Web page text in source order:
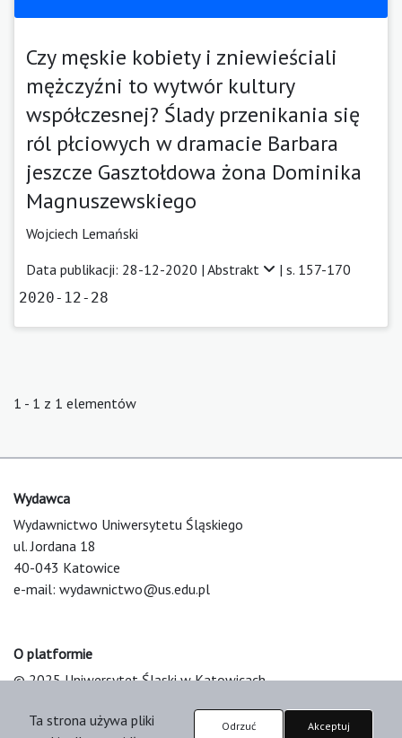
Czy męskie kobiety i zniewieściali
mężczyźni to wytwór kultury
współczesnej? Ślady przenikania się
ról płciowych w dramacie Barbara
jeszcze Gasztołdowa żona Dominika
Magnuszewskiego
Wojciech Lemański
Data publikacji: 28-12-2020 | Abstrakt | s. 157-170
2020-12-28
1 - 1 z 1 elementów
Wydawca
Wydawnictwo Uniwersytetu Śląskiego
ul. Jordana 18
40-043 Katowice
e-mail: wydawnictwo@us.edu.pl
O platformie
© 2025 Uniwersytet Śląski w Katowicach
Platform & Workflow by OJS/PKP
Ta strona używa pliki
Odrzuć Akceptuj